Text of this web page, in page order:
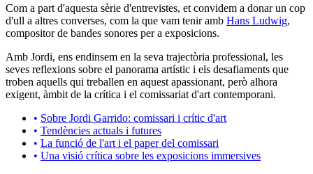
Com a part d'aquesta sèrie d'entrevistes, et convidem a donar un cop
d'ull a altres converses, com la que vam tenir amb Hans Ludwig,
compositor de bandes sonores per a exposicions.
Amb Jordi, ens endinsem en la seva trajectòria professional, les
seves reflexions sobre el panorama artístic i els desafiaments que
troben aquells qui treballen en aquest apassionant, però alhora
exigent, àmbit de la crítica i el comissariat d'art contemporani.
Sobre Jordi Garrido: comissari i crític d'art
Tendències actuals i futures
La funció de l'art i el paper del comissari
Una visió crítica sobre les exposicions immersives